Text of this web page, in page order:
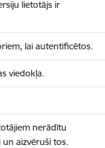
lietotājs ir
lai autentificētos.
viedokļa.
nerādītu
aizvēruši tos.